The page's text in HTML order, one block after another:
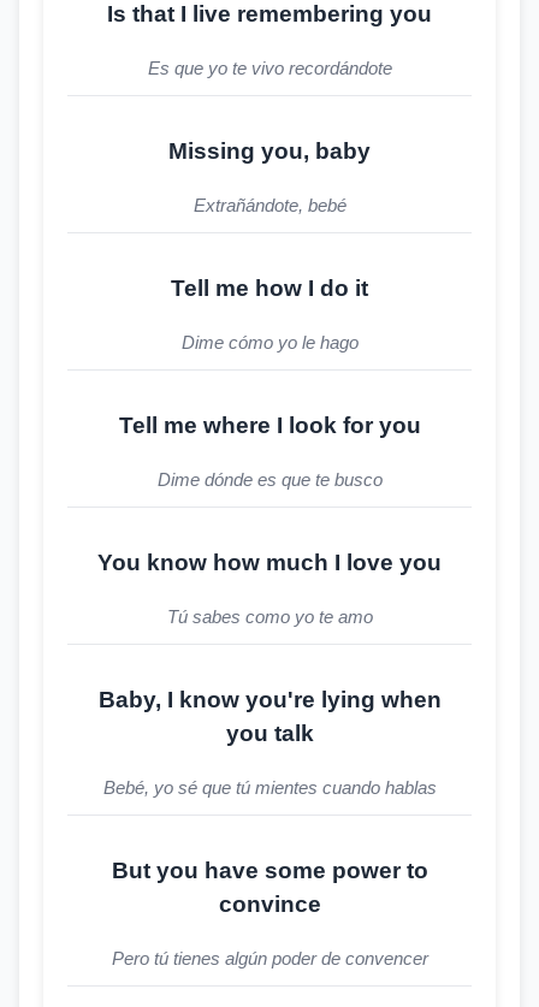
Is that I live remembering you
Es que yo te vivo recordándote
Missing you, baby
Extrañándote, bebé
Tell me how I do it
Dime cómo yo le hago
Tell me where I look for you
Dime dónde es que te busco
You know how much I love you
Tú sabes como yo te amo
Baby, I know you're lying when
you talk
Bebé, yo sé que tú mientes cuando hablas
But you have some power to
convince
Pero tú tienes algún poder de convencer